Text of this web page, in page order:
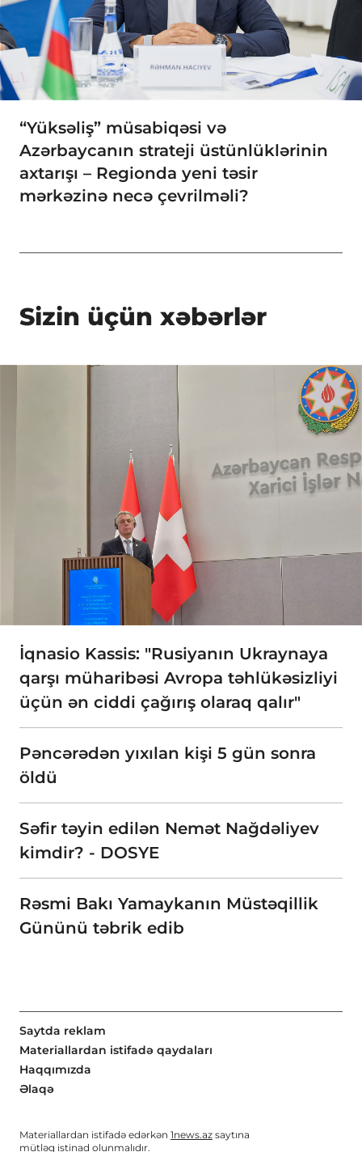
“Yüksəliş” müsabiqəsi və
Azərbaycanın strateji üstünlüklərinin
axtarışı – Regionda yeni təsir
mərkəzinə necə çevrilməli?
Sizin üçün xəbərlər
İqnasio Kassis: "Rusiyanın Ukraynaya
qarşı müharibəsi Avropa təhlükəsizliyi
üçün ən ciddi çağırış olaraq qalır"
Pəncərədən yıxılan kişi 5 gün sonra
öldü
Səfir təyin edilən Nemət Nağdəliyev
kimdir? - DOSYE
Rəsmi Bakı Yamaykanın Müstəqillik
Gününü təbrik edib
Saytda reklam
Materiallardan istifadə qaydaları
Haqqımızda
Əlaqə
Materiallardan istifadə edərkən 1news.az saytına
mütləq istinad olunmalıdır.